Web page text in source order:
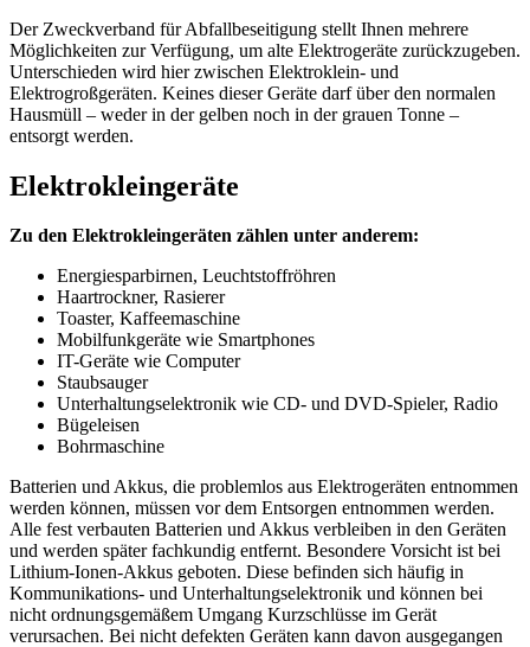
Der Zweckverband für Abfallbeseitigung stellt Ihnen mehrere
Möglichkeiten zur Verfügung, um alte Elektrogeräte zurückzugeben.
Unterschieden wird hier zwischen Elektroklein- und
Elektrogroßgeräten. Keines dieser Geräte darf über den normalen
Hausmüll – weder in der gelben noch in der grauen Tonne –
entsorgt werden.
Elektrokleingeräte
Zu den Elektrokleingeräten zählen unter anderem:
Energiesparbirnen, Leuchtstoffröhren
Haartrockner, Rasierer
Toaster, Kaffeemaschine
Mobilfunkgeräte wie Smartphones
IT-Geräte wie Computer
Staubsauger
Unterhaltungselektronik wie CD- und DVD-Spieler, Radio
Bügeleisen
Bohrmaschine
Batterien und Akkus, die problemlos aus Elektrogeräten entnommen
werden können, müssen vor dem Entsorgen entnommen werden.
Alle fest verbauten Batterien und Akkus verbleiben in den Geräten
und werden später fachkundig entfernt. Besondere Vorsicht ist bei
Lithium-Ionen-Akkus geboten. Diese befinden sich häufig in
Kommunikations- und Unterhaltungselektronik und können bei
nicht ordnungsgemäßem Umgang Kurzschlüsse im Gerät
verursachen. Bei nicht defekten Geräten kann davon ausgegangen